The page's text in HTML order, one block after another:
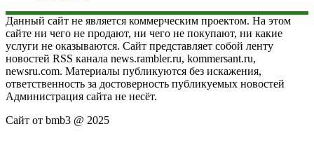
Данный сайт не является коммерческим проектом. На этом
сайте ни чего не продают, ни чего не покупают, ни какие
услуги не оказываются. Сайт представляет собой ленту
новостей RSS канала news.rambler.ru, kommersant.ru,
newsru.com. Материалы публикуются без искажения,
ответственность за достоверность публикуемых новостей
Администрация сайта не несёт.
Сайт от bmb3 @ 2025